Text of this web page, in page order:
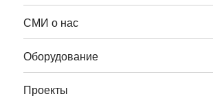
СМИ о нас
Оборудование
Проекты